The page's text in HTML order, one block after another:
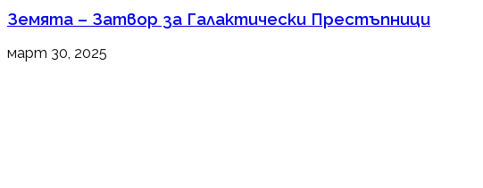
Земята – Затвор за Галактически Престъпници
март 30, 2025